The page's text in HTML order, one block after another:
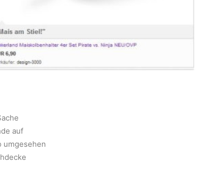
auf
umgesehen